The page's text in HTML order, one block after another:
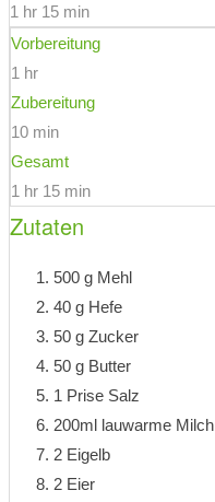
1 hr 15 min
Vorbereitung
1 hr
Zubereitung
10 min
Gesamt
1 hr 15 min
Zutaten
500 g Mehl
40 g Hefe
50 g Zucker
50 g Butter
1 Prise Salz
200ml lauwarme Milch
2 Eigelb
2 Eier